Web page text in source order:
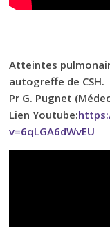
Atteintes
autogreffe de CSH.
Pr G. Pugnet
Lien Youtube:
v=6qLGA6dWvEU